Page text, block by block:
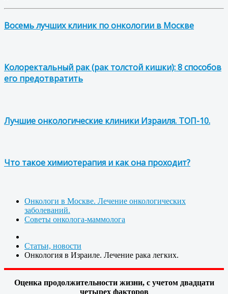
Восемь лучших клиник по онкологии в Москве
Колоректальный рак (рак толстой кишки): 8 способов
его предотвратить
Лучшие онкологические клиники Израиля. ТОП-10.
Что такое химиотерапия и как она проходит?
Онкологи в Москве. Лечение онкологических
заболеваний.
Советы онколога-маммолога
Статьи, новости
Онкология в Израиле. Лечение рака легких.
Оценка продолжительности жизни, с учетом двадцати
четырех факторов